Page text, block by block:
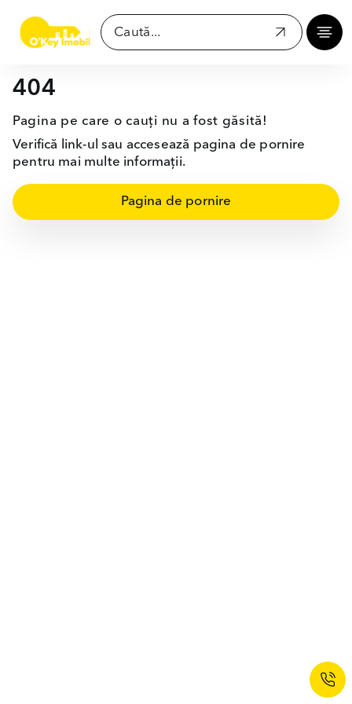
404
Pagina pe care o cauți nu a fost găsită!
Verifică link-ul sau accesează pagina de pornire
pentru mai multe informații.
Pagina de pornire